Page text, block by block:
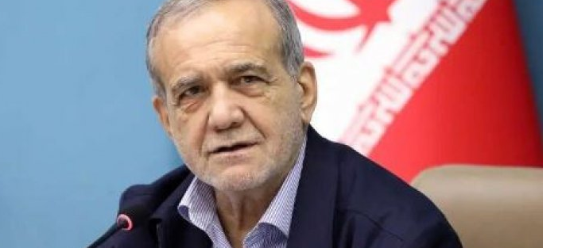
عضو فراکسیون مقاومت: ترامپ به دلیل ارزیابی نادرست از قدرت ایران، در مخمصه افتاده است
گزارش العالم از جزئیات عملیات جدید یمنی‌ها علیه اهداف سعودی +فیلم
گزارش وقوع چندین انفجار در شمال شرقی یمن